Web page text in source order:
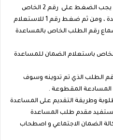
ثانيا: بعد إدخال رقم السجل المدني يجب الضغط على رقم 2 الخاص
بالاستعلامات عن البرامج المساندة ، ومن ثم ضغط رقم 1 للاستعلام
رقم الطلب الخاص بالمساعدة
الخاص باستعلام الضمان للمساعدة
الطلب الذي تم تدوينه وسوف
المسادعة المقطوعة .
وطريقة التقديم على المساعدة
مقدم طلب المساعدة
الضمان الاجتماعي و اصطحاب